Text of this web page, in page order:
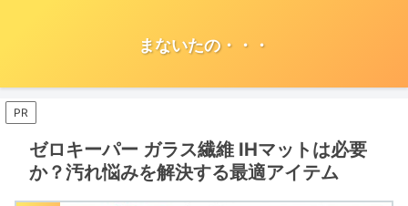
まないたの・・・
PR
ゼロキーパー ガラス繊維 IHマットは必要
か？汚れ悩みを解決する最適アイテム